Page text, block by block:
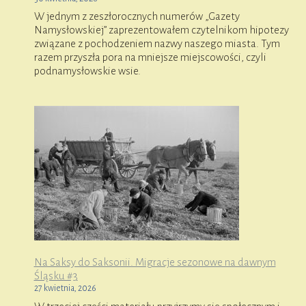
W jednym z zeszłorocznych numerów „Gazety
Namysłowskiej” zaprezentowałem czytelnikom hipotezy
związane z pochodzeniem nazwy naszego miasta. Tym
razem przyszła pora na mniejsze miejscowości, czyli
podnamysłowskie wsie.
Na Saksy do Saksonii. Migracje sezonowe na dawnym
Śląsku #3
27 kwietnia, 2026